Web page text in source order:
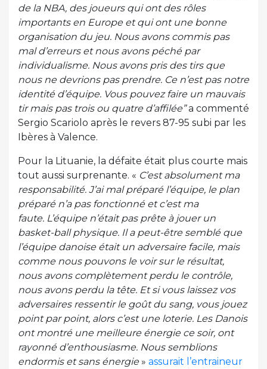
de la NBA, des joueurs qui ont des rôles
importants en Europe et qui ont une bonne
organisation du jeu. Nous avons commis pas
mal d’erreurs et nous avons péché par
individualisme. Nous avons pris des tirs que
nous ne devrions pas prendre. Ce n’est pas notre
identité d’équipe. Vous pouvez faire un mauvais
tir mais pas trois ou quatre d’affilée”a commenté
Sergio Scariolo après le revers 87-95 subi par les
Ibères à Valence.
Pour la Lituanie, la défaite était plus courte mais
tout aussi surprenante. « C’est absolument ma
responsabilité. J’ai mal préparé l’équipe, le plan
préparé n’a pas fonctionné et c’est ma
faute. L’équipe n’était pas prête à jouer un
basket-ball physique. Il a peut-être semblé que
l’équipe danoise était un adversaire facile, mais
comme nous pouvons le voir sur le résultat,
nous avons complètement perdu le contrôle,
nous avons perdu la tête. Et si vous laissez vos
adversaires ressentir le goût du sang, vous jouez
point par point, alors c’est une loterie. Les Danois
ont montré une meilleure énergie ce soir, ont
rayonné d’enthousiasme. Nous semblions
endormis et sans énergie» assurait l’entraineur